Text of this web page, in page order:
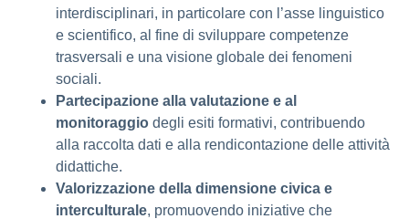
interdisciplinari, in particolare con l’asse linguistico
e scientifico, al fine di sviluppare competenze
trasversali e una visione globale dei fenomeni
sociali.
Partecipazione alla valutazione e al
monitoraggio degli esiti formativi, contribuendo
alla raccolta dati e alla rendicontazione delle attività
didattiche.
Valorizzazione della dimensione civica e
interculturale, promuovendo iniziative che